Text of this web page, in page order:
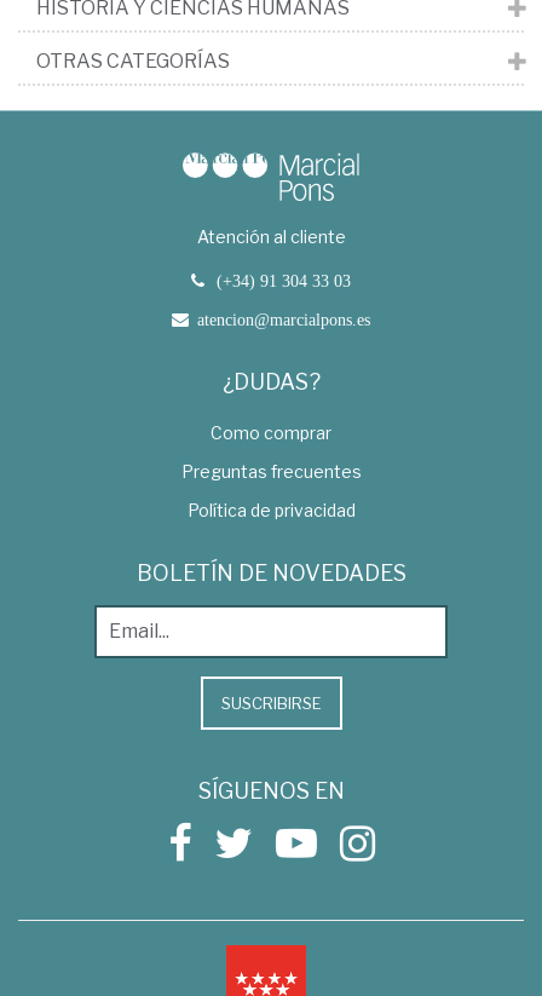
HISTORIA Y CIENCIAS HUMANAS
OTRAS CATEGORÍAS
Atención al cliente
(+34) 91 304 33 03
atencion@marcialpons.es
¿DUDAS?
Como comprar
Preguntas frecuentes
Política de privacidad
BOLETÍN DE NOVEDADES
SUSCRIBIRSE
SÍGUENOS EN